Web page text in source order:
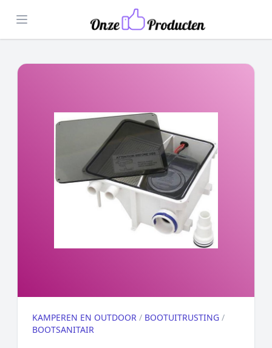
Open menu
KAMPEREN EN OUTDOOR / BOOTUITRUSTING /
BOOTSANITAIR